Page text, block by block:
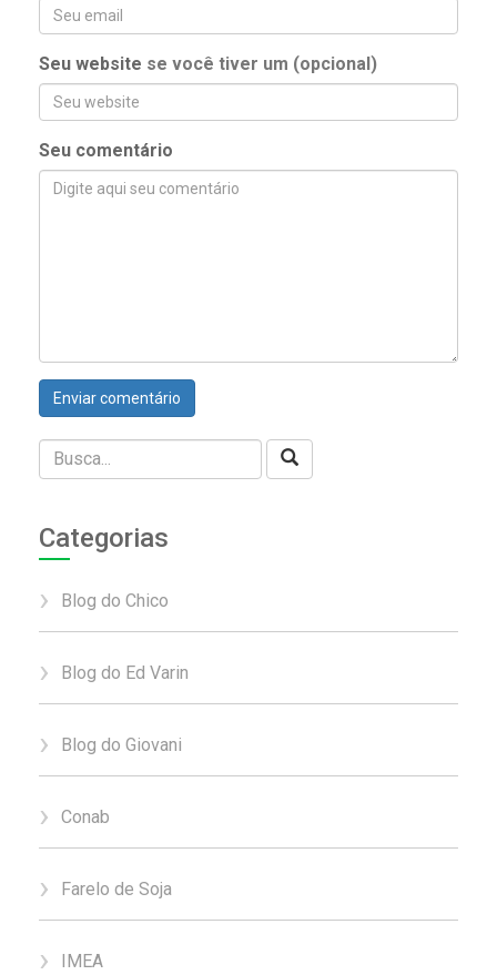
Seu website se você tiver um (opcional)
Seu comentário
Categorias
Blog do Chico
Blog do Ed Varin
Blog do Giovani
Conab
Farelo de Soja
IMEA